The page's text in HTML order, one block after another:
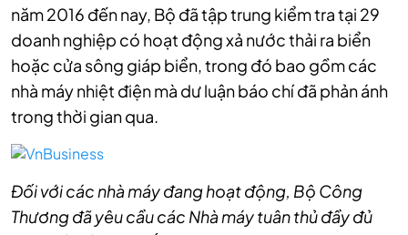
năm 2016 đến nay, Bộ đã tập trung kiểm tra tại 29
doanh nghiệp có hoạt động xả nước thải ra biển
hoặc cửa sông giáp biển, trong đó bao gồm các
nhà máy nhiệt điện mà dư luận báo chí đã phản ánh
trong thời gian qua.
Đối với các nhà máy đang hoạt động, Bộ Công
Thương đã yêu cầu các Nhà máy tuân thủ đầy đủ